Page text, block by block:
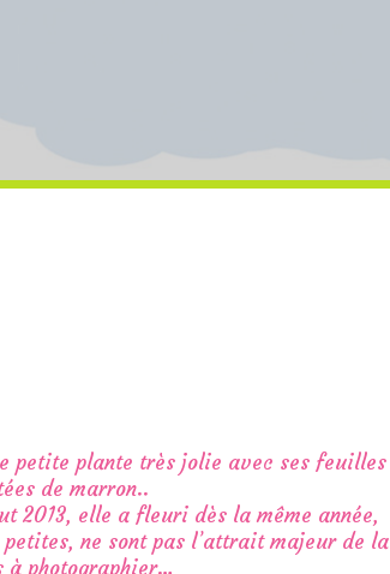
petite plante très jolie avec ses feuilles
de marron..
2013, elle a fleuri dès la même année,
ne sont pas l’attrait majeur de la
à photographier…